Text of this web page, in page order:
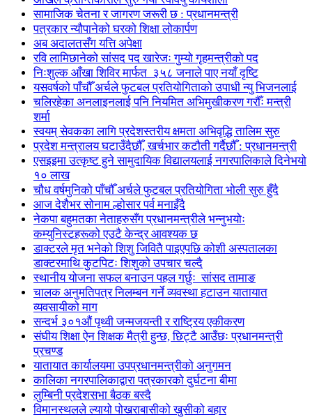
सामाजिक चेतना र जागरण जरूरी छ : प्रधानमन्त्री
पत्रकार न्यौपानेको घरको शिक्षा लोकार्पण
अब अदालतसँग यत्ति अपेक्षा
रवि लामिछानेको सांसद पद खारेजः गुम्यो गृहमन्त्रीको पद
निःशुल्क आँखा शिविर मार्फत ३५८ जनाले पाए नयाँ दृष्टि
यसवर्षको पाँचौँ अर्चले फुटबल प्रतियोगिताको उपाधी न्यु भिजनलाई
चलिरहेका अनलाइनलाई पनि नियमित अभिमुखीकरण गरौँः मन्त्री
शर्मा
स्वयम् सेवकका लागि प्रदेशस्तरीय क्षमता अभिवृद्धि तालिम सुरु
प्रदेश मन्त्रालय घटाउँदैछौँ, खर्चभार कटौती गर्दैछौँ : प्रधानमन्त्री
एसइइमा उत्कृष्ट हुने सामुदायिक विद्यालयलाई नगरपालिकाले दिनेभयो
१० लाख
चौध वर्षमुनिको पाँचौँ अर्चले फुटबल प्रतियोगिता भोली सुरु हुँदै
आज देशैभर सोनाम ल्होसार पर्व मनाइँदै
नेकपा बहुमतका नेताहरुसँग प्रधानमन्त्रीले भन्नुभयोः
कम्युनिस्टहरूको एउटै केन्द्र आवश्यक छ
डाक्टरले मृत भनेको शिशु जिवितै पाइएपछि कोशी अस्पतालका
डाक्टरमाथि कुटपिटः शिशुको उपचार चल्दै
स्थानीय योजना सफल बनाउन पहल गर्छुः सांसद तामाङ
चालक अनुमतिपत्र निलम्बन गर्ने व्यवस्था हटाउन यातायात
व्यवसायीको माग
सन्दर्भ ३०१औं पृथ्वी जन्मजयन्ती र राष्ट्रिय एकीकरण
संघीय शिक्षा ऐन शिक्षक मैत्री हुन्छ, छिट्टै आउँछः प्रधानमन्त्री
प्रचण्ड
यातायात कार्यालयमा उपप्रधानमन्त्रीको अनुगमन
कालिका नगरपालिकाद्वारा पत्रकारको दुर्घटना बीमा
लुम्बिनी प्रदेशसभा बैठक बस्दै
विमानस्थलले ल्यायो पोखराबासीको खुसीको बहार